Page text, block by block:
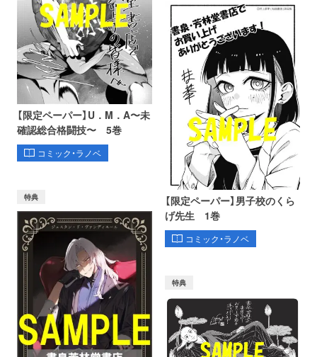
【限定ペーパー】U．M．A〜未
確認総合格闘技〜 5巻
コミック・ラノベ
【限定ペーパー】男子校のくら
げ先生 1巻
コミック・ラノベ
特典
特典